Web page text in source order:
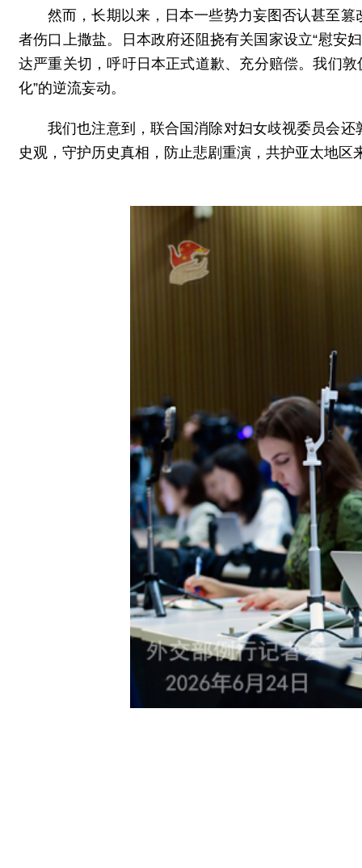
然而，长期以来，日本一些势力妄图否认甚至
者伤口上撒盐。日本政府还阻挠有关国家设立“慰安
达严重关切，呼吁日本正式道歉、充分赔偿。我们
化”的逆流妄动。
我们也注意到，联合国消除对妇女歧视委员会
史观，守护历史真相，防止悲剧重演，共护亚太地区